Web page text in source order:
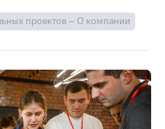
проектов – О компании